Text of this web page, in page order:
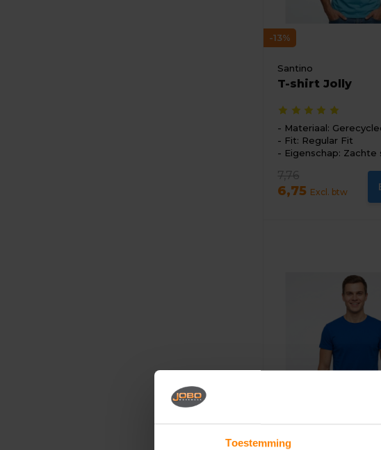
Toestemming
-13%
Santino
T-shirt Jolly
Materiaal:
Fit: Regular Fit
Eigenschap: Zachte
7,76
6,75 Excl. btw
-20%